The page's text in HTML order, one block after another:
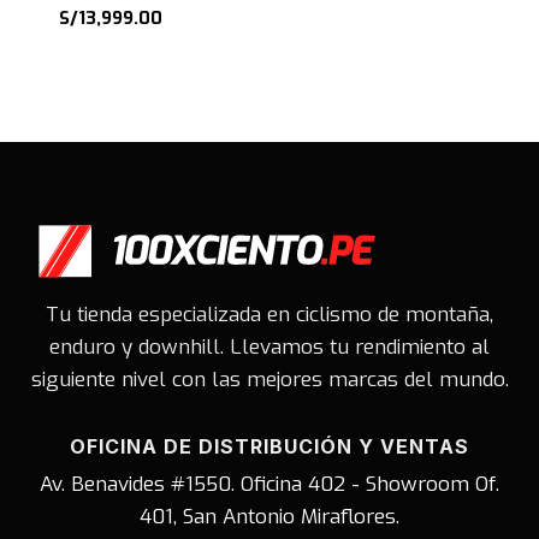
precio
S/13,999.00El
Tu tienda especializada en ciclismo de montaña,
enduro y downhill. Llevamos tu rendimiento al
siguiente nivel con las mejores marcas del mundo.
OFICINA DE DISTRIBUCIÓN Y VENTAS
Av. Benavides #1550. Oficina 402 - Showroom Of.
401, San Antonio Miraflores.